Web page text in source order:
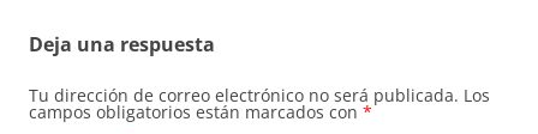
Deja una respuesta
Tu dirección de correo electrónico no será publicada. Los
campos obligatorios están marcados con *